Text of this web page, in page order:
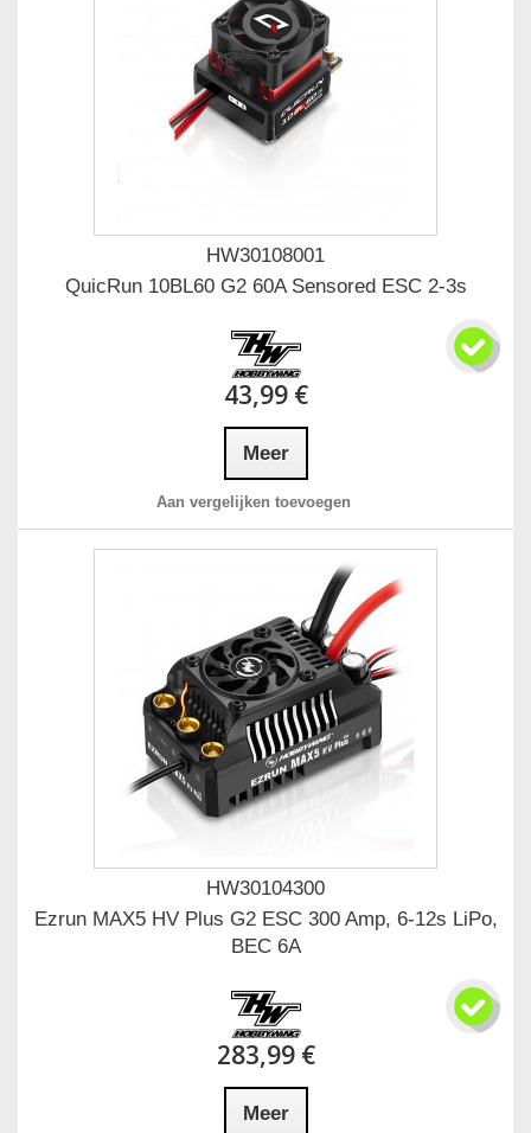
HW30108001
QuicRun 10BL60 G2 60A Sensored ESC 2-3s
43,99 €
Meer
Aan vergelijken toevoegen
HW30104300
Ezrun MAX5 HV Plus G2 ESC 300 Amp, 6-12s LiPo,
BEC 6A
283,99 €
Meer